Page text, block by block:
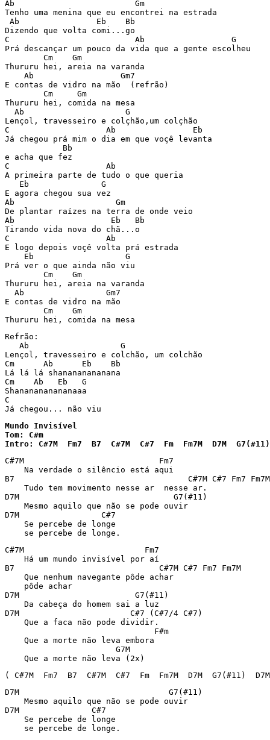
Ab                         Gm
Tenho uma menina que eu encontrei na estrada
Ab                Eb    Bb
Dizendo que volta comi...go
C                          Ab                  G
Prá descançar um pouco da vida que a gente escolheu
        Cm    Gm
Thururu hei, areia na varanda
    Ab                  Gm7
E contas de vidro na mão  (refrão)
        Cm     Gm
Thururu hei, comida na mesa
  Ab                     G
Lençol, travesseiro e colçhão,um colçhão
C                    Ab                Eb
Já chegou prá mim o dia em que voçê levanta
            Bb
e acha que fez
C                    Ab
A primeira parte de tudo o que queria
   Eb               G
E agora chegou sua vez
Ab                     Gm
De plantar raízes na terra de onde veio
Ab                    Eb   Bb
Tirando vida nova do chã...o
C                    Ab
E logo depois voçê volta prá estrada
    Eb                   G
Prá ver o que ainda não viu
        Cm    Gm
Thururu hei, areia na varanda
  Ab                 Gm7
E contas de vidro na mão
        Cm    Gm
Thururu hei, comida na mesa
Refrão:
   Ab                   G
Lençol, travesseiro e colchão, um colchão
Cm      Ab      Eb    Bb
Lá lá lá shanananananana
Cm    Ab   Eb   G
Shananananananaaa
C
Já chegou... não viu
Mundo Invisível
Tom: C#m
Intro: C#7M  Fm7  B7  C#7M  C#7  Fm  Fm7M  D7M
C#7M                            Fm7
    Na verdade o silêncio está aqui
B7                                    C#7M C#7 Fm7 Fm7M
    Tudo tem movimento nesse ar  nesse ar.
D7M                                G7(#11)
    Mesmo aquilo que não se pode ouvir
D7M                 C#7
    Se percebe de longe
    se percebe de longe.
C#7M                         Fm7
    Há um mundo invisível por aí
B7                              C#7M C#7 Fm7 Fm7M
    Que nenhum navegante pôde achar
    pôde achar
D7M                        G7(#11)
    Da cabeça do homem sai a luz
D7M                       C#7 (C#7/4 C#7)
    Que a faca não pode dividir.
                               F#m
    Que a morte não leva embora
                       G7M
    Que a morte não leva (2x)
( C#7M  Fm7  B7  C#7M  C#7  Fm  Fm7M  D7M  G7(#11)
D7M                               G7(#11)
    Mesmo aquilo que não se pode ouvir
D7M               C#7
    Se percebe de longe
    se percebe de longe.